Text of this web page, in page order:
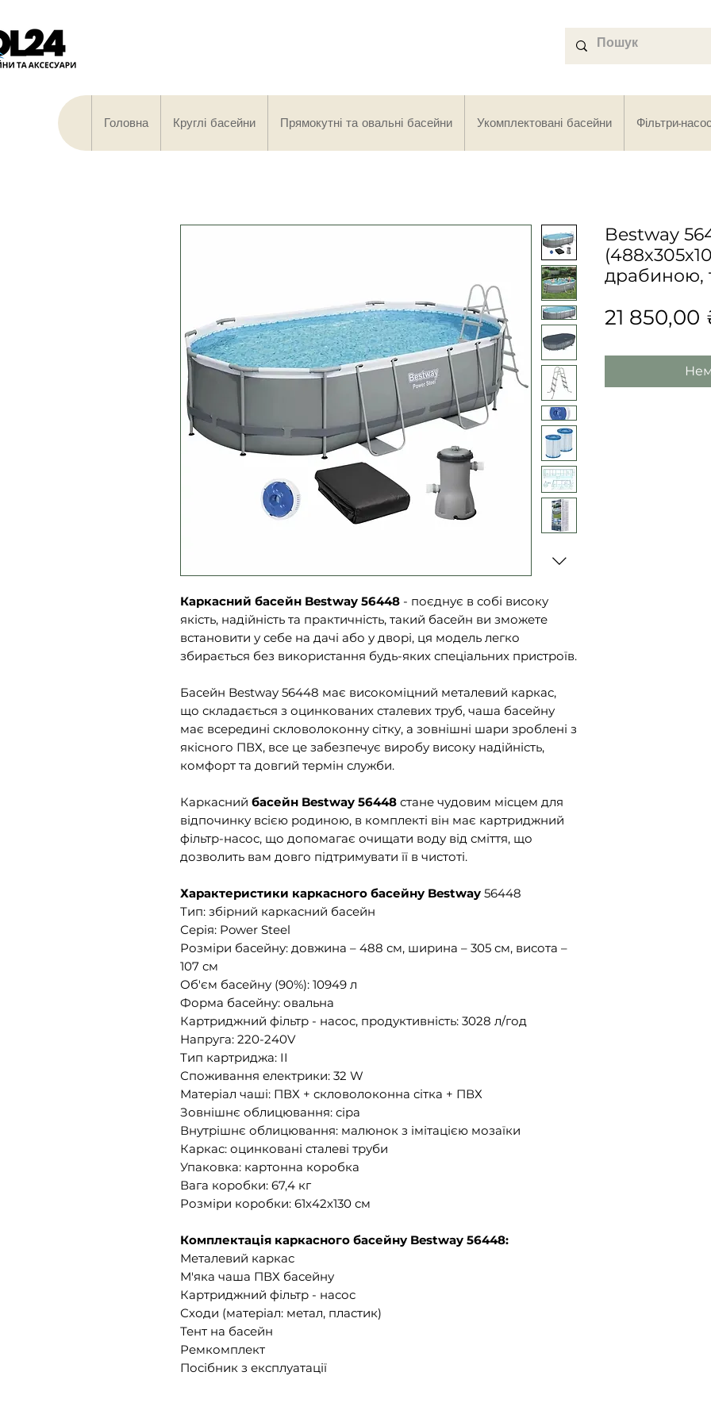
Каркасний басейн Bestway 56448 - поєднує в собі високу
якість, надійність та практичність, такий басейн ви зможете
встановити у себе на дачі або у дворі, ця модель легко
збирається без використання будь-яких спеціальних пристроїв.
Басейн Bestway 56448 має високоміцний металевий каркас,
що складається з оцинкованих сталевих труб, чаша басейну
має всередині скловолоконну сітку, а зовнішні шари зроблені з
якісного ПВХ, все це забезпечує виробу високу надійність,
комфорт та довгий термін служби.
Каркасний басейн Bestway 56448 стане чудовим місцем для
відпочинку всією родиною, в комплекті він має картриджний
фільтр-насос, що допомагає очищати воду від сміття, що
дозволить вам довго підтримувати її в чистоті.
Характеристики каркасного басейну Bestway 56448
Тип: збірний каркасний басейн
Серія: Power Steel
Розміри басейну: довжина – 488 см, ширина – 305 см, висота –
107 см
Об'єм басейну (90%): 10949 л
Форма басейну: овальна
Картриджний фільтр - насос, продуктивність: 3028 л/год
Напруга: 220-240V
Тип картриджа: II
Споживання електрики: 32 W
Матеріал чаші: ПВХ + скловолоконна сітка + ПВХ
Зовнішнє облицювання: сіра
Внутрішнє облицювання: малюнок з імітацією мозаїки
Каркас: оцинковані сталеві труби
Упаковка: картонна коробка
Вага коробки: 67,4 кг
Розміри коробки: 61х42х130 см
Комплектація каркасного басейну Bestway 56448:
Металевий каркас
М'яка чаша ПВХ басейну
Картриджний фільтр - насос
Сходи (матеріал: метал, пластик)
Тент на басейн
Ремкомплект
Посібник з експлуатації
Bestway
драбиною,
21 850,00
Головна Круглі басейни Прямокутні та овальні басейни Укомплектовані басейни Фільтри-